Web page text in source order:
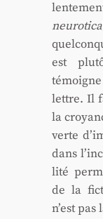
neu­ro­ti­ca
est
lettre. Il
la
verte
dans
li­té
de la
n’est